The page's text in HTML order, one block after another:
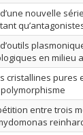
nouvelle
en milieu
cristallines pures
entre trois